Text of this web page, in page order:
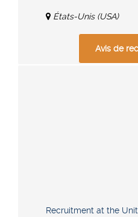
États-Unis (USA)
Avis de
Recruitment at the